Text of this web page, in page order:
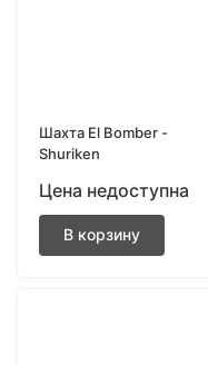
Шахта El Bomber -
Shuriken
Цена недоступна
В корзину